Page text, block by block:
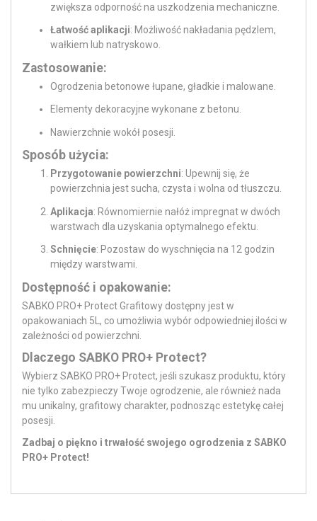
zwiększa odporność na uszkodzenia mechaniczne.
Łatwość aplikacji: Możliwość nakładania pędzlem,
wałkiem lub natryskowo.
Zastosowanie:
Ogrodzenia betonowe łupane, gładkie i malowane.
Elementy dekoracyjne wykonane z betonu.
Nawierzchnie wokół posesji.
Sposób użycia:
Przygotowanie powierzchni: Upewnij się, że
powierzchnia jest sucha, czysta i wolna od tłuszczu.
Aplikacja: Równomiernie nałóż impregnat w dwóch
warstwach dla uzyskania optymalnego efektu.
Schnięcie: Pozostaw do wyschnięcia na 12 godzin
między warstwami.
Dostępność i opakowanie:
SABKO PRO+ Protect Grafitowy dostępny jest w
opakowaniach 5L, co umożliwia wybór odpowiedniej ilości w
zależności od powierzchni.
Dlaczego SABKO PRO+ Protect?
Wybierz SABKO PRO+ Protect, jeśli szukasz produktu, który
nie tylko zabezpieczy Twoje ogrodzenie, ale również nada
mu unikalny, grafitowy charakter, podnosząc estetykę całej
posesji.
Zadbaj o piękno i trwałość swojego ogrodzenia z SABKO
PRO+ Protect!